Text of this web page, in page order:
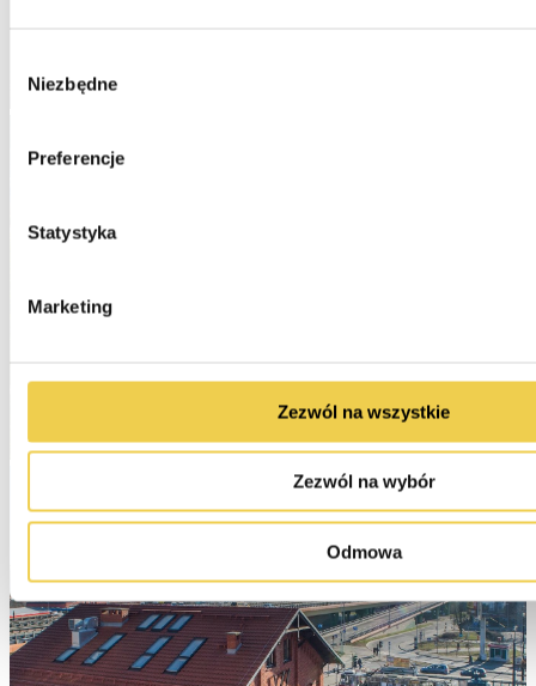
zgody
Niezbędne
Preferencje
Statystyka
Marketing
Zezwól na wszystkie
Zezwól na wybór
Odmowa